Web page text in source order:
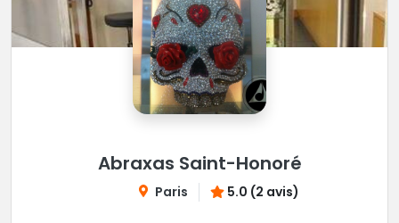
Abraxas Saint-Honoré
Paris 5.0 (2 avis)